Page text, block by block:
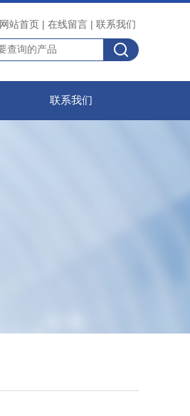
网站首页 | 在线留言 | 联系我们
联系我们